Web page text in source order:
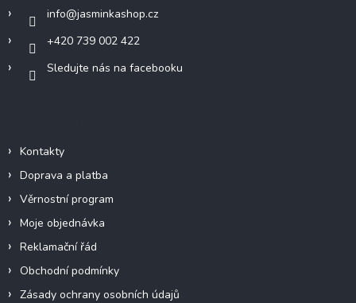
info@jasminkashop.cz
+420 739 002 422
Sledujte nás na facebooku
Kontakty
Doprava a platba
Věrnostní program
Moje objednávka
Reklamační řád
Obchodní podmínky
Zásady ochrany osobních údajů